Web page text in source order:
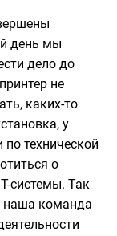
день мы
дело до
не
каких-то
у
технической
о
системы. Так
наша команда